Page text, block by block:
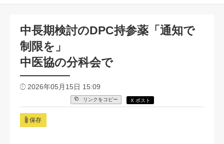
中長期検討のDPC持参薬「通知で
制限を」
中医協の分科会で
2026年05月15日 15:09
リンクをコピー X ポスト
保存